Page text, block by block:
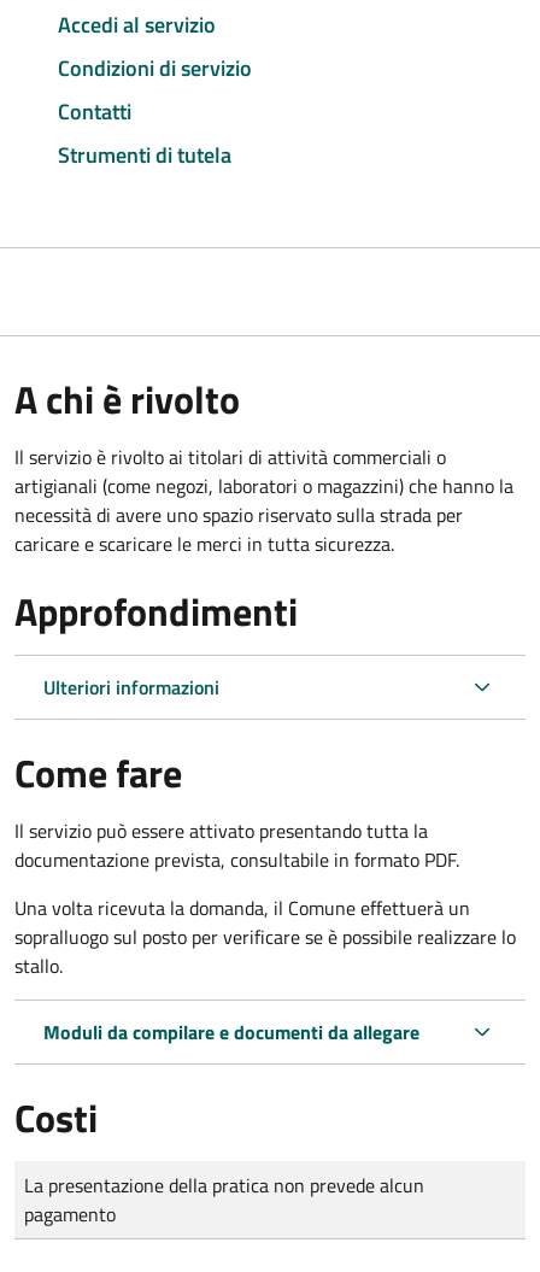
Accedi al servizio
Condizioni di servizio
Contatti
Strumenti di tutela
A chi è rivolto
Il servizio è rivolto ai titolari di attività commerciali o
artigianali (come negozi, laboratori o magazzini) che hanno la
necessità di avere uno spazio riservato sulla strada per
caricare e scaricare le merci in tutta sicurezza.
Approfondimenti
Ulteriori informazioni
Come fare
Il servizio può essere attivato presentando tutta la
documentazione prevista, consultabile in formato PDF.
Una volta ricevuta la domanda, il Comune effettuerà un
sopralluogo sul posto per verificare se è possibile realizzare lo
stallo.
Moduli da compilare e documenti da allegare
Costi
Tipo di pagamento
Importo
La presentazione della pratica non prevede alcun
pagamento